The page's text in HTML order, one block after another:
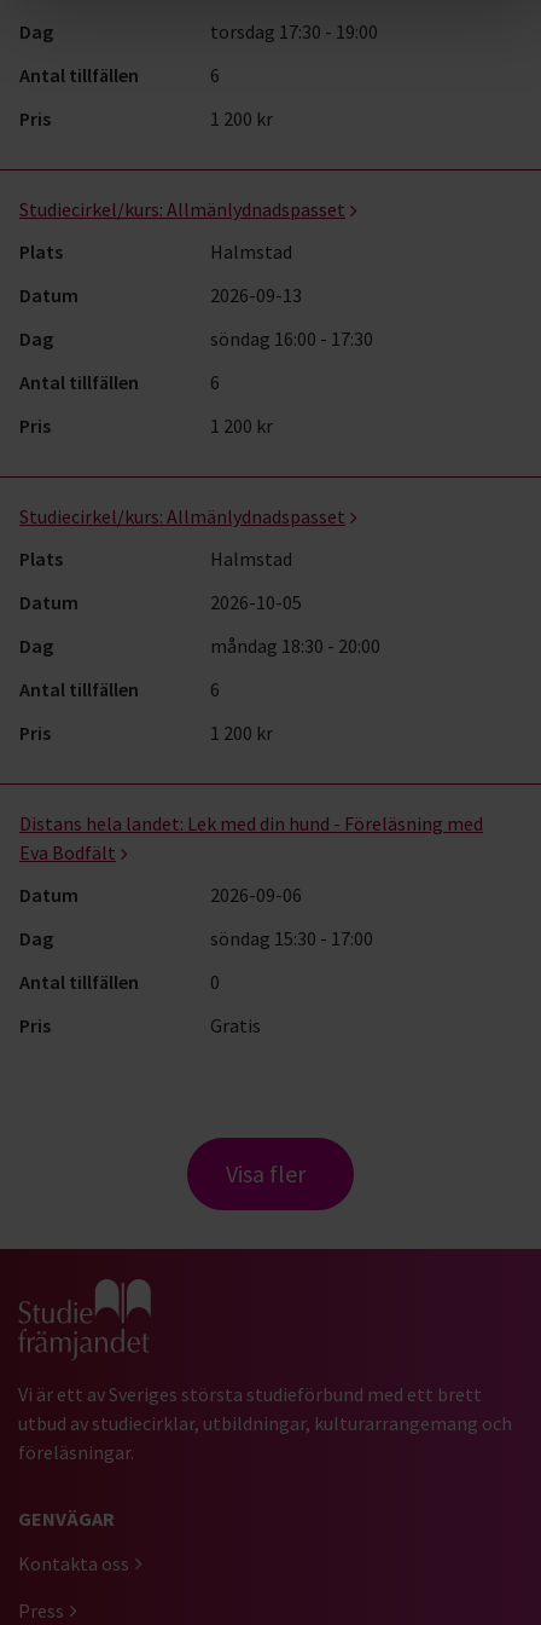
Dag
torsdag 17:30 - 19:00
Antal tillfällen
6
Pris
1 200 kr
Studiecirkel/kurs: Allmänlydnadspasset
Plats
Halmstad
Datum
2026-09-13
Dag
söndag 16:00 - 17:30
Antal tillfällen
6
Pris
1 200 kr
Studiecirkel/kurs: Allmänlydnadspasset
Plats
Halmstad
Datum
2026-10-05
Dag
måndag 18:30 - 20:00
Antal tillfällen
6
Pris
1 200 kr
Distans hela landet: Lek med din hund - Föreläsning med
Eva Bodfält
Datum
2026-09-06
Dag
söndag 15:30 - 17:00
Antal tillfällen
0
Pris
Gratis
Visa fler
Gå till studiefrämjandets startsida
Vi är ett av Sveriges största studieförbund med ett brett
utbud av studiecirklar, utbildningar, kulturarrangemang och
föreläsningar.
GENVÄGAR
Kontakta oss
Press